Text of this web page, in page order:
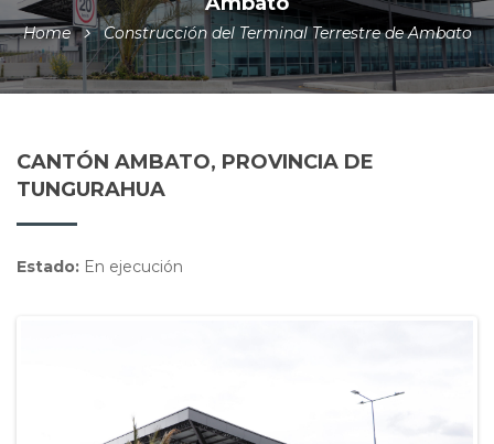
Home Construcción del Terminal Terrestre de Ambato
CANTÓN AMBATO, PROVINCIA DE
TUNGURAHUA
Estado: En ejecución